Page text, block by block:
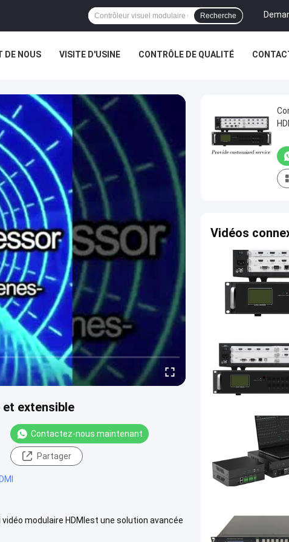
Recherche
DE NOUS VISITE D'USINE CONTRÔLE DE QUALITÉ
extensible
Contactez-nous maintenant
Partager
modulaire HDMIest une solution avancée
Vidéos